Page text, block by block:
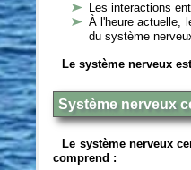
Les interactions
À l'heure actuelle,
du système
Le système nerveux
Système nerveux
Le système nerveux
comprend :